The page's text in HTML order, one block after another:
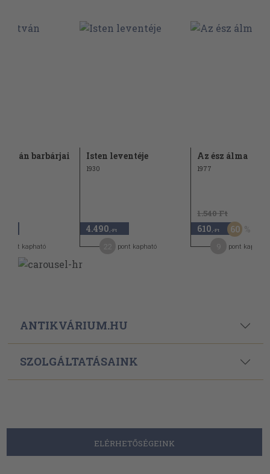
István barbárjai
pont kapható
Isten leventéje
1930
4.490 ,-Ft
pont kapható
Az ész álma
1977
1.540 Ft
610 ,-Ft 60
pont kapható
ANTIKVÁRIUM.HU
SZOLGÁLTATÁSAINK
ELÉRHETŐSÉGEINK